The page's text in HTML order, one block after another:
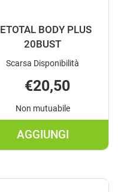
BODY PLUS
20BUST
Scarsa Disponibilità
€20,50
Non mutuabile
AGGIUNGI
AGGIUNGI
PLUS